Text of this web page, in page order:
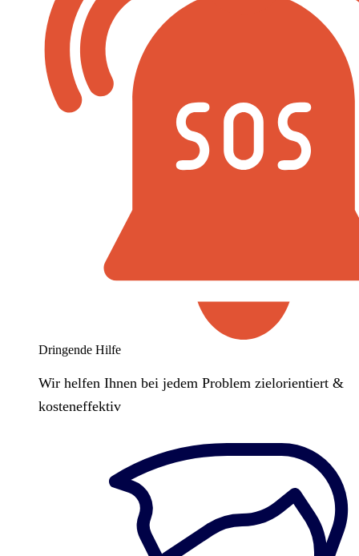
Dringende Hilfe
Wir helfen Ihnen bei jedem Problem zielorientiert &
kosteneffektiv